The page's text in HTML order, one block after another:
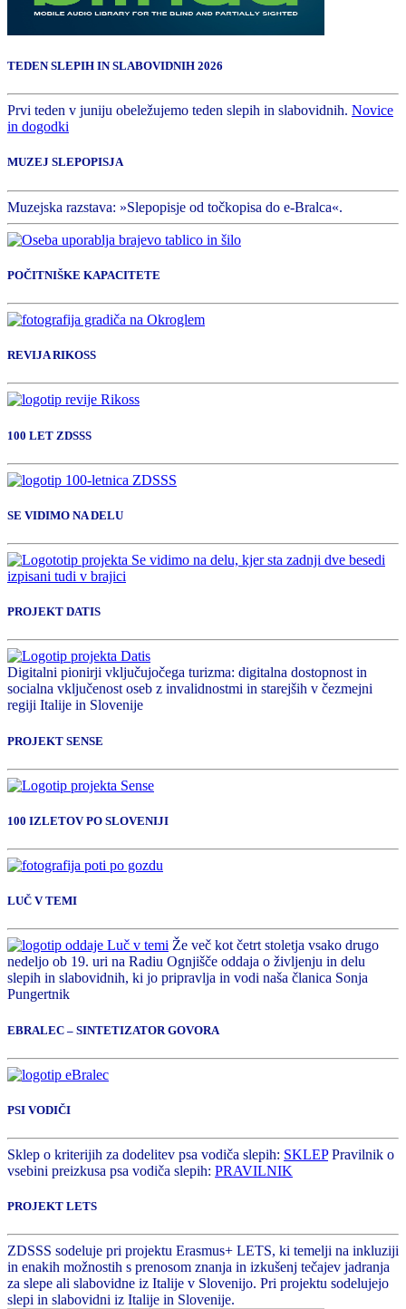
TEDEN SLEPIH IN SLABOVIDNIH 2026
Prvi teden v juniju obeležujemo teden slepih in slabovidnih. Novice
in dogodki
MUZEJ SLEPOPISJA
Muzejska razstava: »Slepopisje od točkopisa do e-Bralca«.
POČITNIŠKE KAPACITETE
REVIJA RIKOSS
100 LET ZDSSS
SE VIDIMO NA DELU
PROJEKT DATIS
Digitalni pionirji vključujočega turizma: digitalna dostopnost in
socialna vključenost oseb z invalidnostmi in starejših v čezmejni
regiji Italije in Slovenije
PROJEKT SENSE
100 IZLETOV PO SLOVENIJI
LUČ V TEMI
Že več kot četrt stoletja vsako drugo
nedeljo ob 19. uri na Radiu Ognjišče oddaja o življenju in delu
slepih in slabovidnih, ki jo pripravlja in vodi naša članica Sonja
Pungertnik
EBRALEC – SINTETIZATOR GOVORA
PSI VODIČI
Sklep o kriterijih za dodelitev psa vodiča slepih: SKLEPPravilnik o
vsebini preizkusa psa vodiča slepih: PRAVILNIK
PROJEKT LETS
ZDSSS sodeluje pri projektu Erasmus+ LETS, ki temelji na inkluziji
in enakih možnostih s prenosom znanja in izkušenj tečajev jadranja
za slepe ali slabovidne iz Italije v Slovenijo. Pri projektu sodelujejo
slepi in slabovidni iz Italije in Slovenije.